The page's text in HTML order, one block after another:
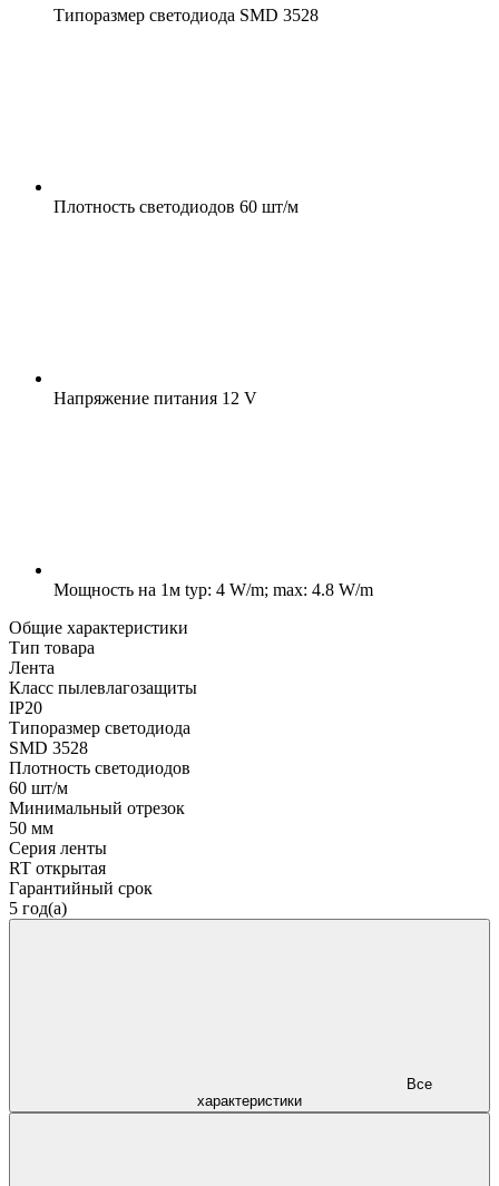
Типоразмер светодиода SMD 3528
Плотность светодиодов 60 шт/м
Напряжение питания 12 V
Мощность на 1м typ: 4 W/m; max: 4.8 W/m
Общие характеристики
Тип товара
Лента
Класс пылевлагозащиты
IP20
Типоразмер светодиода
SMD 3528
Плотность светодиодов
60 шт/м
Минимальный отрезок
50 мм
Серия ленты
RT открытая
Гарантийный срок
5 год(а)
характеристики